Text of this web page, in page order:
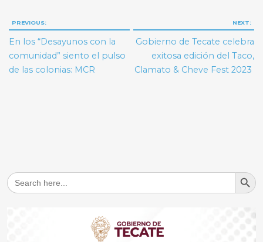
Navegación
de
entradas
PREVIOUS:
En los “Desayunos con la
comunidad” siento el pulso
de las colonias: MCR
NEXT:
Gobierno de Tecate celebra
exitosa edición del Taco,
Clamato & Cheve Fest 2023
Search
for:
Search